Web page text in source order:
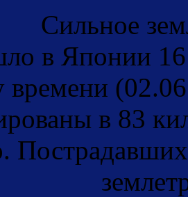
Сильное
в Японии 16
времени
в 83
Пострадавших